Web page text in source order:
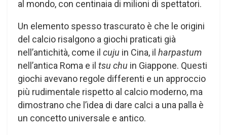
al mondo, con centinaia di milioni di spettatori.
Un elemento spesso trascurato è che le origini
del calcio risalgono a giochi praticati già
nell’antichità, come il cuju in Cina, il harpastum
nell’antica Roma e il tsu chu in Giappone. Questi
giochi avevano regole differenti e un approccio
più rudimentale rispetto al calcio moderno, ma
dimostrano che l’idea di dare calci a una palla è
un concetto universale e antico.